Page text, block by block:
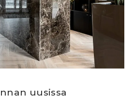
uusissa